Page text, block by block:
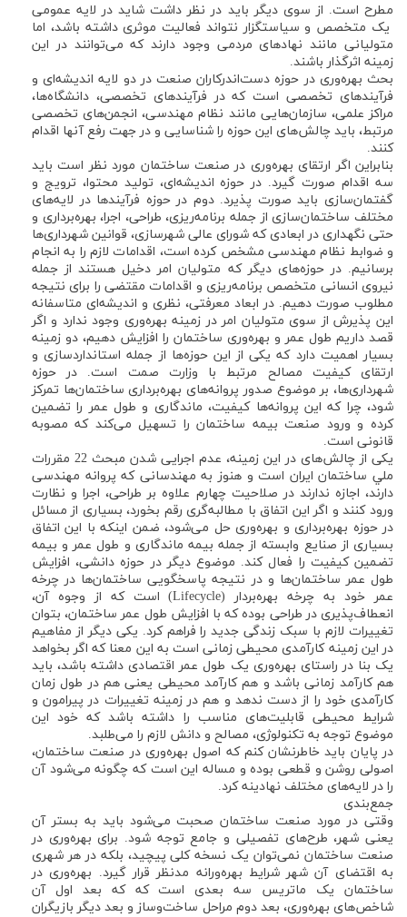
مطرح است. از سوی دیگر باید در نظر داشت شاید در لایه عمومی
یک متخصص و سیاستگزار نتواند فعالیت موثری داشته باشد، اما
متولیانی مانند نهادهای مردمی وجود دارند که می‌توانند در این
زمینه اثرگذار باشند.
بحث بهره‌وری در حوزه دست‌اندرکاران صنعت در دو لایه اندیشه‌ای و
فرآیندهای تخصصی است که در فرآیندهای تخصصی، دانشگاه‌ها،
مراکز علمی، سازمان‌هایی مانند نظام مهندسی، انجمن‌های تخصصی
مرتبط، باید چالش‌های این حوزه را شناسایی و در جهت رفع آنها اقدام
کنند.
بنابراین اگر ارتقای بهره‌وری در صنعت ساختمان مورد نظر است باید
سه اقدام صورت گیرد. در حوزه اندیشه‌ای، تولید محتوا، ترویج و
گفتمان‌سازی باید صورت پذیرد. دوم در حوزه فرآیندها در لایه‌های
مختلف ساختمان‌سازی از جمله برنامه‌ریزی، طراحی، اجرا، بهره‌برداری و
حتی نگهداری در ابعادی که شورای عالی شهرسازی، قوانین شهرداری‌ها
و ضوابط نظام مهندسی مشخص کرده است، اقدامات لازم را به انجام
برسانیم. در حوزه‌های دیگر که متولیان امر دخیل هستند از جمله
نیروی انسانی متخصص برنامه‌ریزی و اقدامات مقتضی را برای نتیجه
مطلوب صورت دهیم. در ابعاد معرفتی، نظری و اندیشه‌ای متاسفانه
این پذیرش از سوی متولیان امر در زمینه بهره‌وری وجود ندارد و اگر
قصد داریم طول عمر و بهره‌وری ساختمان را افزایش دهیم، دو زمینه
بسیار اهمیت دارد که یکی از این حوزه‌ها از جمله استانداردسازی و
ارتقای کیفیت مصالح مرتبط با وزارت صمت است. در حوزه
شهرداری‌ها، بر موضوع صدور پروانه‌های بهره‌برداری ساختمان‌ها تمرکز
شود، چرا که این پروانه‌ها کیفیت، ماندگاری و طول عمر را تضمین
کرده و ورود صنعت بیمه ساختمان را تسهیل می‌کند که مصوبه
قانونی است.
یکی از چالش‌های در این زمینه، عدم اجرایی شدن مبحث 22 مقررات
ملي ساختمان ايران است و هنوز به مهندسانی که پروانه مهندسی
دارند، اجازه ندارند در صلاحیت چهارم علاوه بر طراحی، اجرا و نظارت
ورود کنند و اگر این اتفاق با مطالبه‌گری رقم بخورد، بسیاری از مسائل
در حوزه بهره‌برداری و بهره‌وری حل می‌شود، ضمن اینکه با این اتفاق
بسیاری از صنایع وابسته از جمله بیمه ماندگاری و طول عمر و بیمه
تضمین کیفیت را فعال کند. موضوع دیگر در حوزه دانشی، افزایش
طول عمر ساختمان‌ها و در نتیجه پاسخگویی ساختمان‌ها در چرخه
عمر خود به چرخه بهره‌بردار (Lifecycle) است که از وجوه آن،
انعطاف‌پذیری در طراحی بوده که با افزایش طول عمر ساختمان، بتوان
تغییرات لازم با سبک زندگی جدید را فراهم کرد. یکی دیگر از مفاهیم
در این زمینه کارآمدی محیطی زمانی است به این معنا که اگر بخواهد
یک بنا در راستای بهره‌وری یک طول عمر اقتصادی داشته باشد، باید
هم کارآمد زمانی باشد و هم کارآمد محیطی یعنی هم در طول زمان
کارآمدی خود را از دست ندهد و هم در زمینه تغییرات در پیرامون و
شرایط محیطی قابلیت‌های مناسب را داشته باشد که خود این
موضوع توجه به تکنولوژی، مصالح و دانش لازم را می‌طلبد.
در پایان باید خاطرنشان کنم که اصول بهره‌وری در صنعت ساختمان،
اصولی روشن و قطعی بوده و مساله این است که چگونه می‌شود آن
را در لایه‌های مختلف نهادینه کرد.
جمع‌بندی
وقتی در مورد صنعت ساختمان صحبت می‌شود باید به بستر آن
یعنی شهر، طرح‌های تفصیلی و جامع توجه شود. برای بهره‌وری در
صنعت ساختمان نمی‌توان یک نسخه کلی پیچید، بلکه در هر شهری
به اقتضای آن شهر شرایط بهره‌ورانه مدنظر قرار گیرد. بهره‌وری در
ساختمان یک ماتریس سه بعدی است که که بعد اول آن
شاخص‌های بهره‌وری، بعد دوم مراحل ساخت‌وساز و بعد دیگر بازیگران